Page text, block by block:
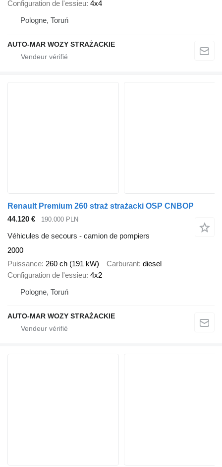
Configuration de l'essieu 4x4
Pologne, Toruń
AUTO-MAR WOZY STRAŻACKIE
Renault Premium 260 straż strażacki OSP CNBOP
44.120 €
190.000 PLN
Véhicules de secours - camion de pompiers
2000
Puissance 260 ch (191 kW) Carburant diesel
Configuration de l'essieu 4x2
Pologne, Toruń
AUTO-MAR WOZY STRAŻACKIE